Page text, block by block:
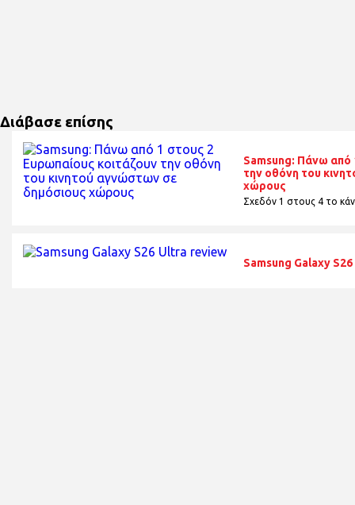
Διάβασε επίσης
Samsung: Πάνω από
την οθόνη του
χώρους
Σχεδόν 1 στους 4 το
Samsung Galaxy